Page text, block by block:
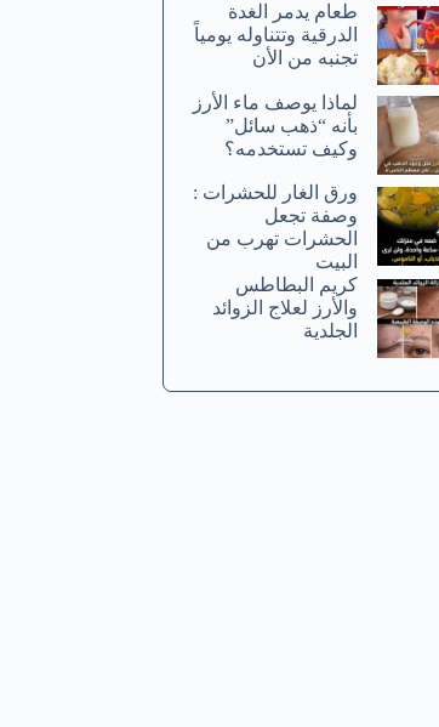
طعام يدمر الغدة
الدرقية وتتناوله يومياً
تجنبه من الأن
لماذا يوصف ماء الأرز
بأنه “ذهب سائل”
وكيف تستخدمه؟
ورق الغار للحشرات :
وصفة تجعل
الحشرات تهرب من
البيت
كريم البطاطس
والأرز لعلاج الزوائد
الجلدية